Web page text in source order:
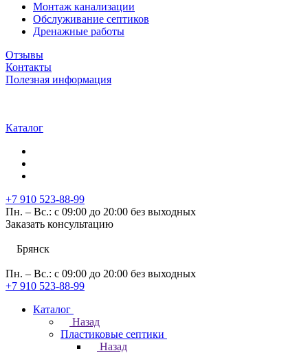
Монтаж канализации
Обслуживание септиков
Дренажные работы
Отзывы
Контакты
Полезная информация
Каталог
+7 910 523-88-99
Пн. – Вс.: с 09:00 до 20:00 без выходных
Заказать консультацию
Брянск
Пн. – Вс.: с 09:00 до 20:00 без выходных
+7 910 523-88-99
Каталог
Назад
Пластиковые септики
Назад